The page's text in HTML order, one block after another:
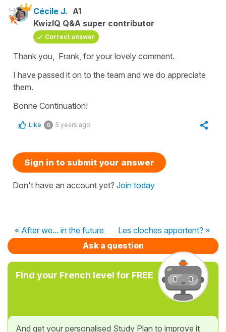
Cécile J. A1
KwizIQ Q&A super contributor
Correct answer
Thank you, Frank, for your lovely comment.
I have passed it on to the team and we do appreciate
them.
Bonne Continuation!
Like 0 5 years ago
Sign in to submit your answer
Don't have an account yet? Join today
« After we... in the future
Les cloches apportent? »
Ask a question
Find your French level for FREE
And get your personalised Study Plan to improve it